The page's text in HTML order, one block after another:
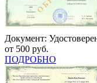
Документ:
от 500 руб.
ПОДРОБНО